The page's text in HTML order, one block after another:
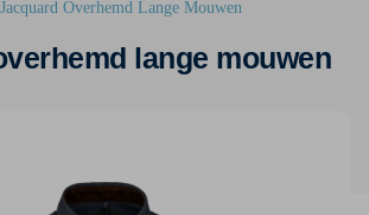
lange mouwen
Overhemd Lange Mouwen